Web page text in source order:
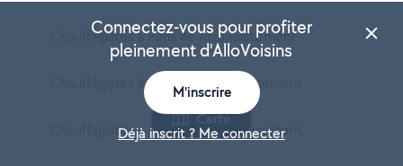
Chauffagistes à Paris 4e Arrondissement
Chauffagistes à Paris 15e Arrondissement
Chauffagistes à Paris 18e Arrondissement
Carte
Connectez-vous pour profiter
pleinement d'AlloVoisins
M'inscrire
Déjà inscrit ? Me connecter